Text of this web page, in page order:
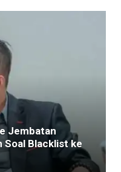
Jembatan
Soal Blacklist ke